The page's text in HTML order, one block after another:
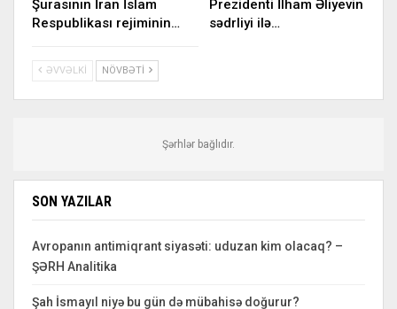
Şurasının İran İslam
Respublikası rejiminin…
Prezidenti İlham Əliyevin
sədrliyi ilə…
ƏVVƏLKI NÖVBƏTI
Şərhlər bağlıdır.
SON YAZILAR
Avropanın antimiqrant siyasəti: uduzan kim olacaq? –
ŞƏRH Analitika
Şah İsmayıl niyə bu gün də mübahisə doğurur?